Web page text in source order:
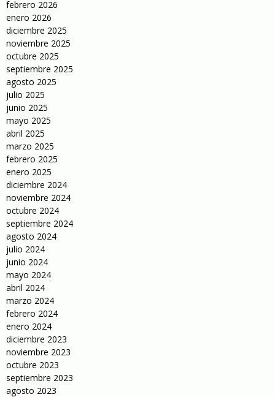
febrero 2026
enero 2026
diciembre 2025
noviembre 2025
octubre 2025
septiembre 2025
agosto 2025
julio 2025
junio 2025
mayo 2025
abril 2025
marzo 2025
febrero 2025
enero 2025
diciembre 2024
noviembre 2024
octubre 2024
septiembre 2024
agosto 2024
julio 2024
junio 2024
mayo 2024
abril 2024
marzo 2024
febrero 2024
enero 2024
diciembre 2023
noviembre 2023
octubre 2023
septiembre 2023
agosto 2023